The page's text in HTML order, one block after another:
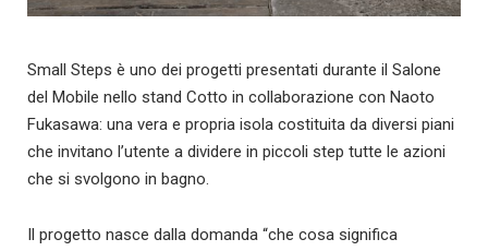
Small Steps è uno dei progetti presentati durante il Salone
del Mobile nello stand Cotto in collaborazione con Naoto
Fukasawa: una vera e propria isola costituita da diversi piani
che invitano l’utente a dividere in piccoli step tutte le azioni
che si svolgono in bagno.
Il progetto nasce dalla domanda “che cosa significa